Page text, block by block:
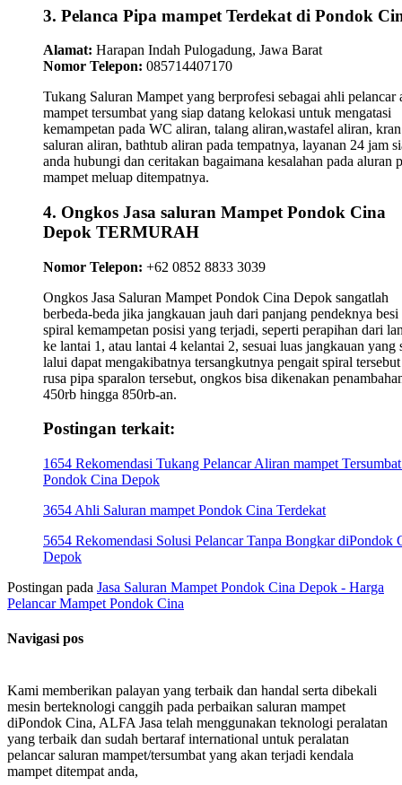
3. Pelanca Pipa mampet Terdekat di Pondok
Alamat: Harapan Indah Pulogadung, Jawa Barat
Nomor Telepon: 085714407170
Tukang Saluran Mampet yang berprofesi sebagai ahli pelancar
mampet tersumbat yang siap datang kelokasi untuk mengatasi
kemampetan pada WC aliran, talang aliran,wastafel aliran, kran
saluran aliran, bathtub aliran pada tempatnya, layanan 24 jam
anda hubungi dan ceritakan bagaimana kesalahan pada aluran
mampet meluap ditempatnya.
4. Ongkos Jasa saluran Mampet Pondok Cina
Depok TERMURAH
Nomor Telepon: +62 0852 8833 3039
Ongkos Jasa Saluran Mampet Pondok Cina Depok sangatlah
berbeda-beda jika jangkauan jauh dari panjang pendeknya besi
spiral kemampetan posisi yang terjadi, seperti perapihan dari
ke lantai 1, atau lantai 4 kelantai 2, sesuai luas jangkauan yang
lalui dapat mengakibatnya tersangkutnya pengait spiral
rusa pipa sparalon tersebut, ongkos bisa dikenakan
450rb hingga 850rb-an.
Postingan terkait:
1654 Rekomendasi Tukang Pelancar Aliran mampet
Pondok Cina Depok
3654 Ahli Saluran mampet Pondok Cina Terdekat
5654 Rekomendasi Solusi Pelancar Tanpa Bongkar diPondok
Depok
Postingan pada Jasa Saluran Mampet Pondok Cina Depok - Harga
Pelancar Mampet Pondok Cina
Navigasi pos
Kami memberikan palayan yang terbaik dan handal serta dibekali
mesin berteknologi canggih pada perbaikan saluran mampet
diPondok Cina, ALFA Jasa telah menggunakan teknologi peralatan
yang terbaik dan sudah bertaraf international untuk peralatan
pelancar saluran mampet/tersumbat yang akan terjadi kendala
mampet ditempat anda,